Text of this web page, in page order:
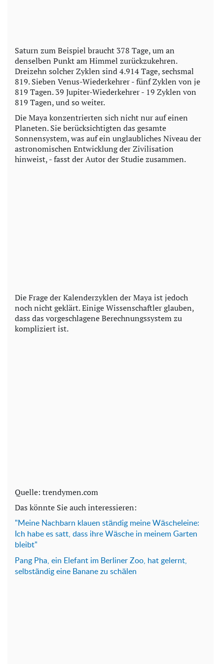
Saturn zum Beispiel braucht 378 Tage, um an
denselben Punkt am Himmel zurückzukehren.
Dreizehn solcher Zyklen sind 4.914 Tage, sechsmal
819. Sieben Venus-Wiederkehrer - fünf Zyklen von je
819 Tagen. 39 Jupiter-Wiederkehrer - 19 Zyklen von
819 Tagen, und so weiter.
Die Maya konzentrierten sich nicht nur auf einen
Planeten. Sie berücksichtigten das gesamte
Sonnensystem, was auf ein unglaubliches Niveau der
astronomischen Entwicklung der Zivilisation
hinweist, - fasst der Autor der Studie zusammen.
Die Frage der Kalenderzyklen der Maya ist jedoch
noch nicht geklärt. Einige Wissenschaftler glauben,
dass das vorgeschlagene Berechnungssystem zu
kompliziert ist.
Quelle: trendymen.com
Das könnte Sie auch interessieren:
"Meine Nachbarn klauen ständig meine Wäscheleine:
Ich habe es satt, dass ihre Wäsche in meinem Garten
bleibt"
Pang Pha, ein Elefant im Berliner Zoo, hat gelernt,
selbständig eine Banane zu schälen